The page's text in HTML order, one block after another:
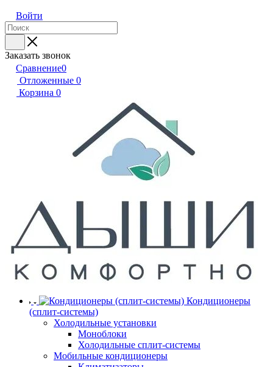
Войти
Заказать звонок
Сравнение0
Отложенные 0
Корзина 0
Кондиционеры
(сплит-системы)
Холодильные установки
Моноблоки
Холодильные сплит-системы
Мобильные кондиционеры